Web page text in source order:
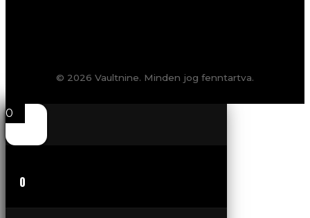
© 2026 Vaultnine. Minden jog fenntartva.
0
0